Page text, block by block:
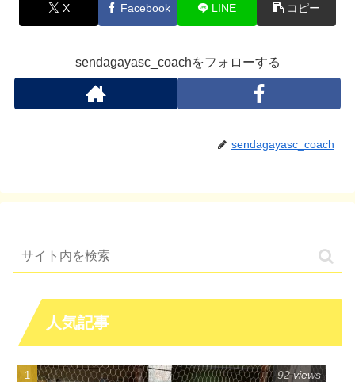
X Facebook LINE コピー
sendagayasc_coachをフォローする
sendagayasc_coach
人気記事
92 views